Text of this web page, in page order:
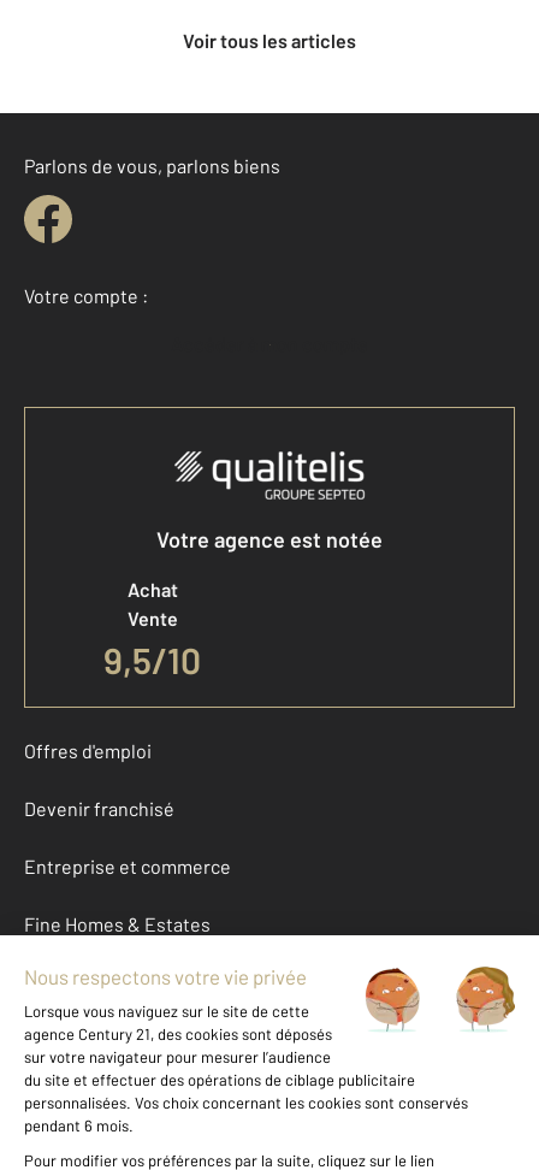
Voir tous les articles
Parlons de vous, parlons biens
Votre compte :
Accéder à mon compte
Votre agence est notée
Achat
Vente
9,5/10
Offres d'emploi
Devenir franchisé
Entreprise et commerce
Fine Homes & Estates
À propos
International
Nous contacter